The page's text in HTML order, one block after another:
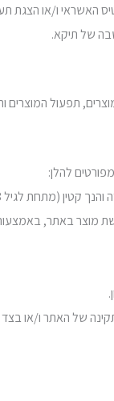
תפעול המוצרים